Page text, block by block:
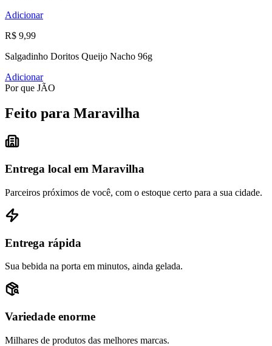
Adicionar
R$ 9,99
Salgadinho Doritos Queijo Nacho 96g
Adicionar
Por que JÃO
Feito para Maravilha
Entrega local em Maravilha
Parceiros próximos de você, com o estoque certo para a sua cidade.
Entrega rápida
Sua bebida na porta em minutos, ainda gelada.
Variedade enorme
Milhares de produtos das melhores marcas.